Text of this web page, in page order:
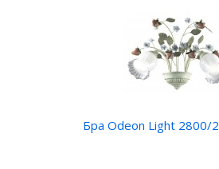
Бра Odeon Light 2800/